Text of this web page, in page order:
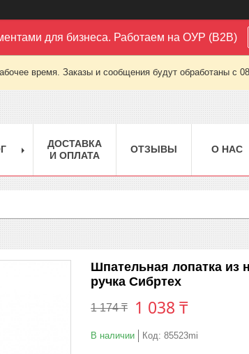
для бизнеса. Работаем на ОУР (B2B)
время. Заказы и сообщения будут обработаны с
ДОСТАВКА
И ОПЛАТА
ОТЗЫВЫ О НАС
Шпательная лопатка из
ручка Сибртех
1 174 ₸ 1 038 ₸
В наличии Код: 85523mi